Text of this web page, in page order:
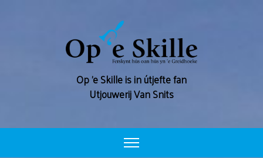
Op ’e Skille is in útjefte fan
Utjouwerij Van Snits